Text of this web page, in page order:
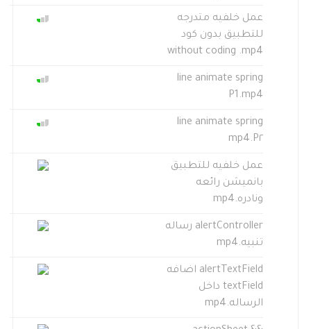
عمل خلفيه متدرجه
للتطبيق بدون كود
without coding .mp4
line animate spring
P1.mp4
line animate spring
P٢.mp4
عمل خلفيه للتطبيق
بانميشن رائعه
ونادره.mp4
alertController رساله
تنبيه.mp4
alertTextField اضافه
textField داخل
الرساله.mp4